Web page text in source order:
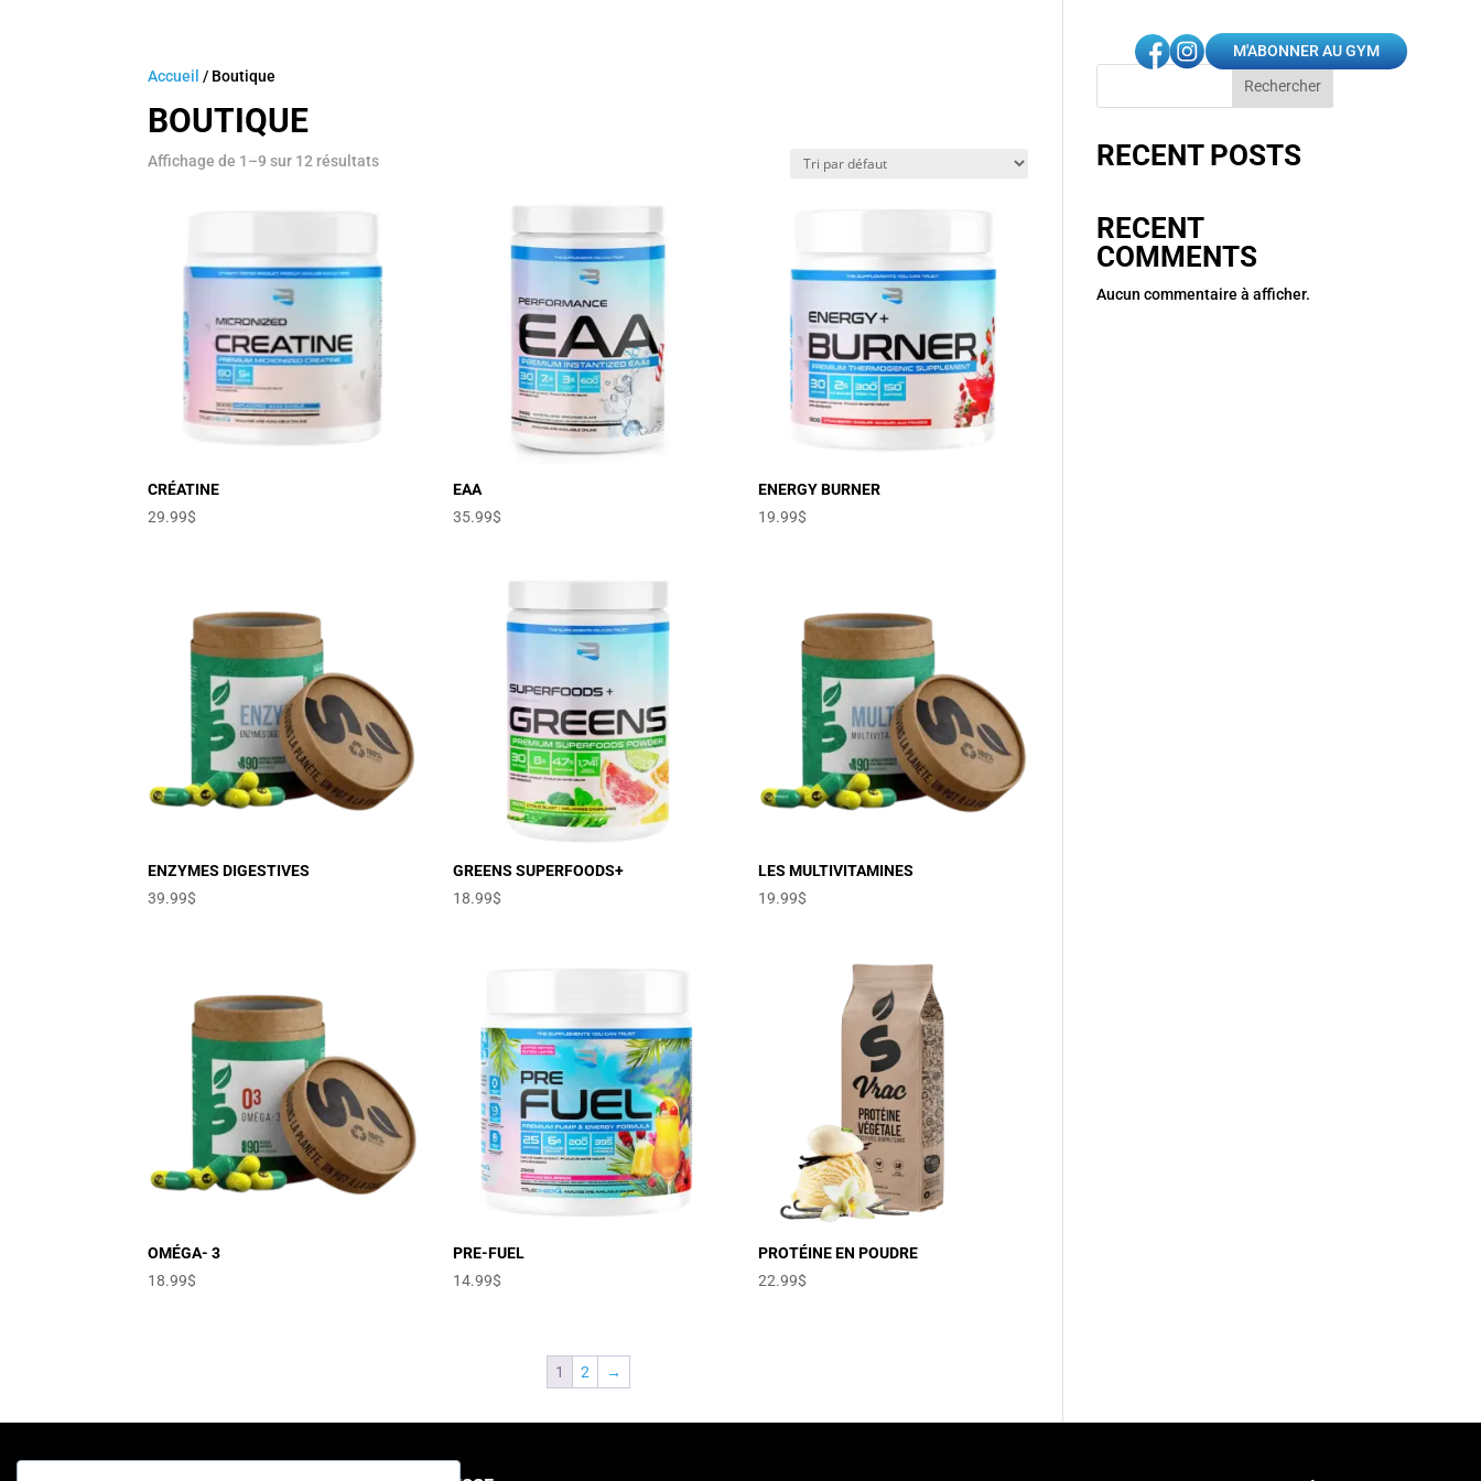
M'ABONNER AU GYM
Accueil / Boutique
BOUTIQUE
Affichage de 1–9 sur 12 résultats
CRÉATINE
29.99$
EAA
35.99$
ENERGY BURNER
19.99$
ENZYMES DIGESTIVES
39.99$
GREENS SUPERFOODS+
18.99$
LES MULTIVITAMINES
19.99$
OMÉGA- 3
18.99$
PRE-FUEL
14.99$
PROTÉINE EN POUDRE
22.99$
1 2 →
Rechercher
RECENT POSTS
RECENT
COMMENTS
Aucun commentaire à afficher.